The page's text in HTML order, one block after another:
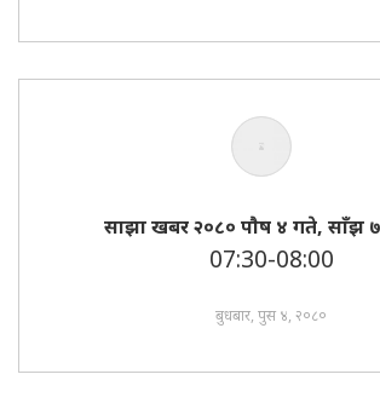
साझा खबर २०८० पाैष ४ गते, साँझ
07:30-08:00
बुधबार, पुस ४, २०८०